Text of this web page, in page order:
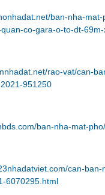
ban-nha-
co-gara-o-to-dt-
rao-vat/can-
951250
ban-nha-mat-
can-
6070295.html